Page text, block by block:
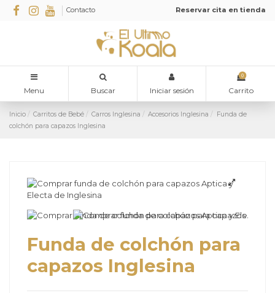
Contacto Reservar cita en tienda
Menu Buscar Iniciar sesión
0
Carrito
Inicio Carritos de Bebé Carros Inglesina Accesorios Inglesina
Funda de
colchón para capazos Inglesina
Funda de colchón para
capazos Inglesina